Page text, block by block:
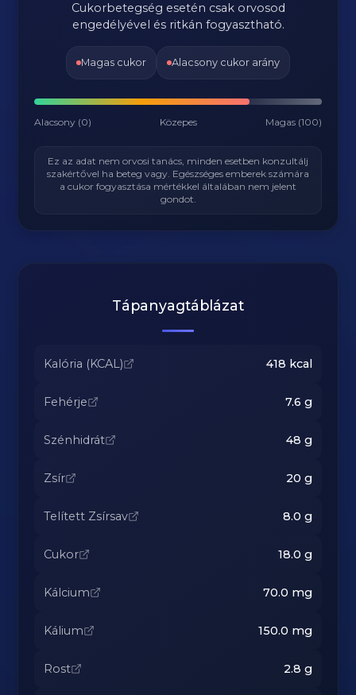
Cukorbetegség esetén csak orvosod
engedélyével és ritkán fogyasztható.
Magas cukor Alacsony cukor arány
Alacsony (0) Közepes Magas (100)
Ez az adat nem orvosi tanács, minden esetben konzultálj
szakértővel ha beteg vagy. Egészséges emberek számára
a cukor fogyasztása mértékkel általában nem jelent
gondot.
Tápanyagtáblázat
Kalória (KCAL) 418 kcal
Fehérje 7.6 g
Szénhidrát 48 g
Zsír 20 g
Telített Zsírsav 8.0 g
Cukor 18.0 g
Kálcium 70.0 mg
Kálium 150.0 mg
Rost 2.8 g